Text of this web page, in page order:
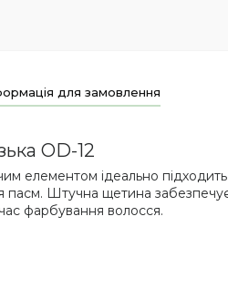
для замовлення
OD-12
елементом ідеально
Штучна щетина
фарбування волосся.